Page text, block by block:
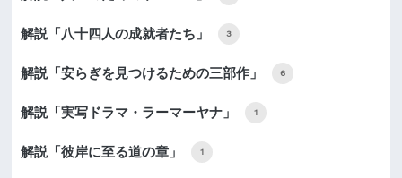
解説「八十四人の成就者たち」 3
解説「安らぎを見つけるための三部作」 6
解説「実写ドラマ・ラーマーヤナ」 1
解説「彼岸に至る道の章」 1